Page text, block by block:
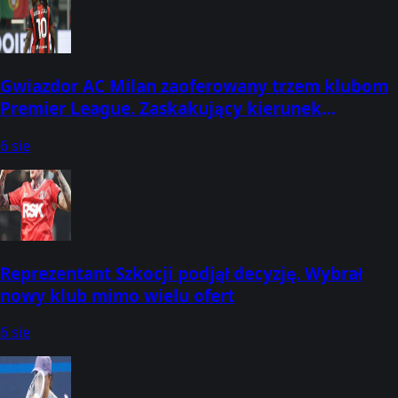
Gwiazdor AC Milan zaoferowany trzem klubom
Premier League. Zaskakujący kierunek
6 sie
Reprezentant Szkocji podjął decyzję. Wybrał
nowy klub mimo wielu ofert
6 sie